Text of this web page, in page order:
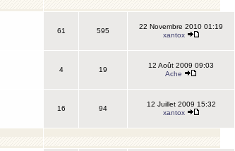
61 595
22 Novembre 2010 01:19
xantox
4 19
12 Août 2009 09:03
Ache
16 94
12 Juillet 2009 15:32
xantox